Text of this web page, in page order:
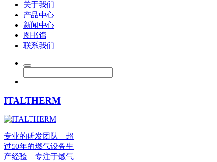
关于我们
产品中心
新闻中心
图书馆
联系我们
ITALTHERM
专业的研发团队，超
过50年的燃气设备生
产经验，专注于燃气